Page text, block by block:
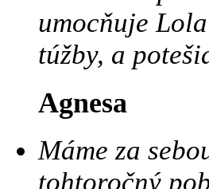
umocňuje
túžby, a
Agnesa
Máme za
tohtoročný